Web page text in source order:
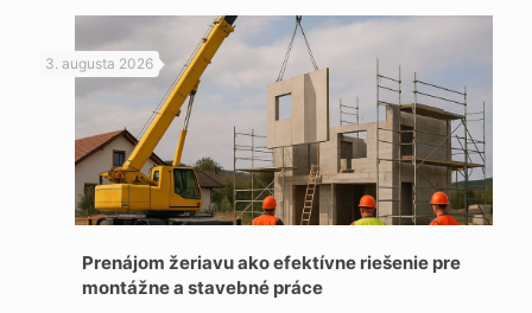
3. augusta 2026
Prenájom žeriavu ako efektívne riešenie pre
montážne a stavebné práce